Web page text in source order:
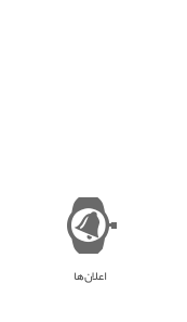
اعلان‌ها